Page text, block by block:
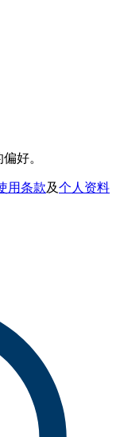
好。
用条款及个人资料